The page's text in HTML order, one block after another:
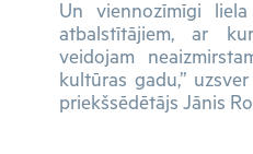
Un viennozīmīgi
atbalstītājiem, ar
veidojam
kultūras gadu,”
priekšsēdētājs Jānis